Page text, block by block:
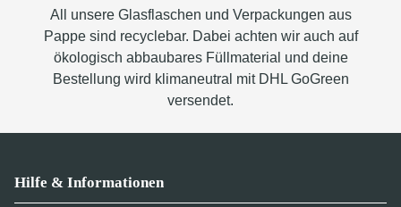
All unsere Glasflaschen und Verpackungen aus
Pappe sind recyclebar. Dabei achten wir auch auf
ökologisch abbaubares Füllmaterial und deine
Bestellung wird klimaneutral mit DHL GoGreen
versendet.
Hilfe & Informationen